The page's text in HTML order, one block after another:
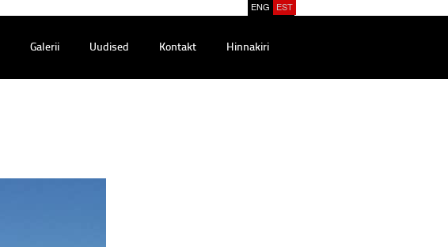
Galerii Uudised Kontakt Hinnakiri
ENG EST